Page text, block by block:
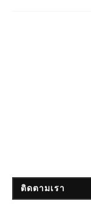
ติดตามเรา